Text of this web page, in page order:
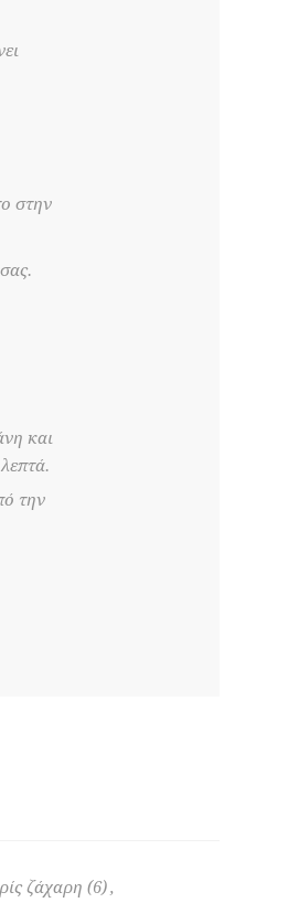
στην
και
την
ζάχαρη (6),